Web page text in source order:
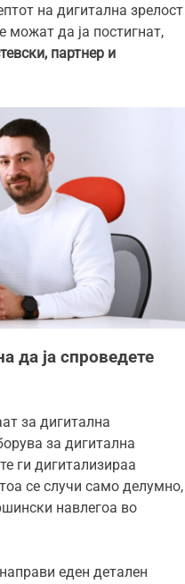
на дигитална зрелост
можат да ја постигнат,
партнер и
да ја спроведете
за дигитална
за дигитална
ги дигитализираа
се случи само делумно,
навлегоа во
еден детален